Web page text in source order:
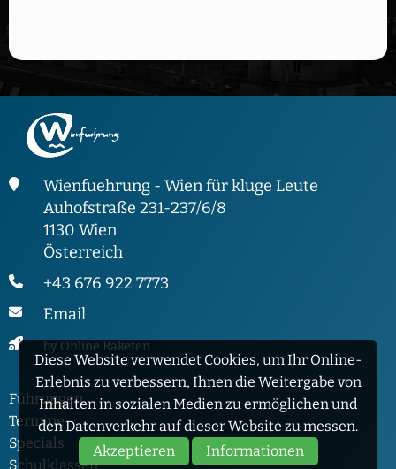
Diese Website verwendet Cookies, um Ihr Online-
Erlebnis zu verbessern, Ihnen die Weitergabe von
Inhalten in sozialen Medien zu ermöglichen und
den Datenverkehr auf dieser Website zu messen.
Akzeptieren
Informationen
Wienfuehrung - Wien für kluge Leute
Auhofstraße 231-237/6/8
1130 Wien
Österreich
+43 676 922 7773
Email
by Online Raketen
Führungen
Termine
Specials
Schulklassen